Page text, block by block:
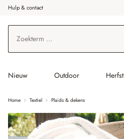
de hoofdinhoud
Ga naar zoeken
Ga naar de hoofdnavigatie
Hulp & contact
Nieuw Outdoor Herfst
Home Textiel Plaids & dekens